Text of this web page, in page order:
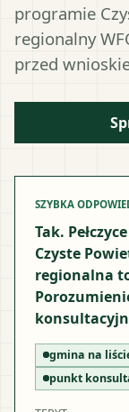
programie
regionalny
przed
SZYBKA
Tak.
Czyste
regionalna
gmina na
punkt